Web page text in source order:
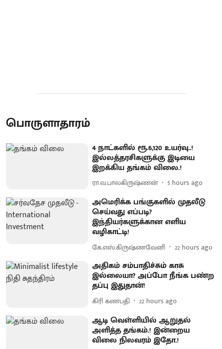
பொருளாதாரம்
4 நாட்களில் ரூ.6,120 உயர்வு..!
இல்லத்தரசிகளுக்கு இடியை
இறக்கிய தங்கம் விலை.!
ரா.வ.பாலகிருஷ்ணன் 5 hours ago
அமெரிக்க பங்குகளில் முதலீடு
செய்வது எப்படி?
இந்தியர்களுக்கான எளிய
வழிகாட்டி!
கே.எஸ்.கிருஷ்ணவேனி 22 hours ago
அதிகம் சம்பாதிச்சும் காசு
இல்லையா? அப்போ நீங்க பண்ற
தப்பு இதுதான்!
கிரி கணபதி 22 hours ago
ஆடி வெள்ளியில் ஆறுதல்
அளித்த தங்கம்.! இன்றைய
விலை நிலவரம் இதோ.!